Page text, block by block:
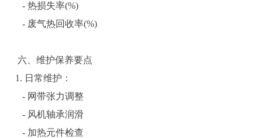
- 热损失率(%)
- 废气热回收率(%)
六、维护保养要点
1. 日常维护：
- 网带张力调整
- 风机轴承润滑
- 加热元件检查